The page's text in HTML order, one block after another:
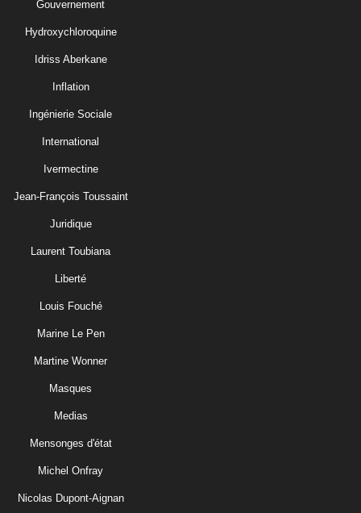
Gouvernement
Hydroxychloroquine
Idriss Aberkane
Inflation
Ingénierie Sociale
International
Ivermectine
Jean-François Toussaint
Juridique
Laurent Toubiana
Liberté
Louis Fouché
Marine Le Pen
Martine Wonner
Masques
Medias
Mensonges d'état
Michel Onfray
Nicolas Dupont-Aignan